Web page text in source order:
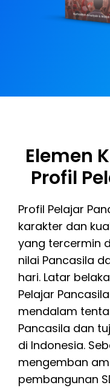
Elemen
Profil
Profil Pelajar
karakter dan
yang tercermin
nilai Pancasila
hari. Latar
Pelajar
mendalam
Pancasila dan
di Indonesia.
mengemban
pembangunan